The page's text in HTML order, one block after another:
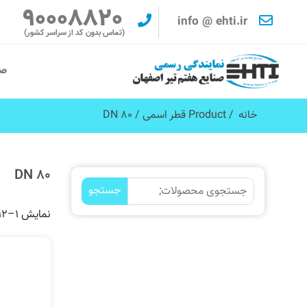
info @ ehti.ir
90008820
(تماس بدون کد از سراسر کشور)
خانه / Product قطر اسمی / DN 80
جستجو
DN 80
نمایش 1–12 از 18 نتیجه